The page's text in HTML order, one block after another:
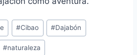
#Cibao #Dajabón
#naturaleza